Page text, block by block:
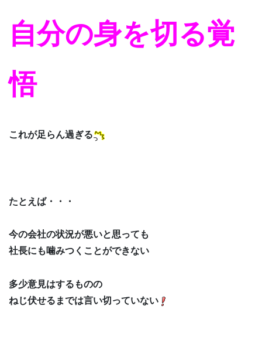
自分の身を切る覚
悟
これが足らん過ぎる
たとえば・・・
今の会社の状況が悪いと思っても
社長にも噛みつくことができない
多少意見はするものの
ねじ伏せるまでは言い切っていない